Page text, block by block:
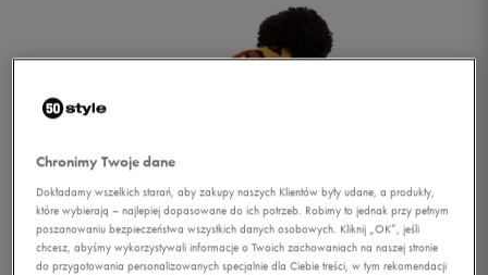
Chronimy Twoje dane
Dokładamy wszelkich starań, aby zakupy naszych Klientów były udane, a produkty,
które wybierają – najlepiej dopasowane do ich potrzeb. Robimy to jednak przy pełnym
poszanowaniu bezpieczeństwa wszystkich danych osobowych. Kliknij „OK”, jeśli
chcesz, abyśmy wykorzystywali informacje o Twoich zachowaniach na naszej stronie
do przygotowania personalizowanych specjalnie dla Ciebie treści, w tym rekomendacji